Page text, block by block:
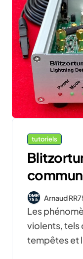
tutoriels
surveille
temps
Arnaud
Les phénomènes météorologiques
violents, tels
tempêtes et